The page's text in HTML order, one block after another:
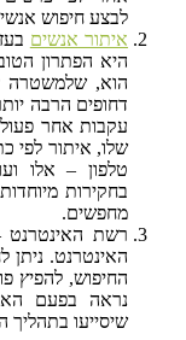
לבצע חיפוש
איתור אנשים
היא הפתרון
הוא, שלמשטרה
דחופים הרבה
עקבות אחר
שלו, איתור לפי
טלפון – אלו
בחקירות
מחפשים.
רשת
האינטרנט.
החיפוש, להפיץ
נראה בפעם
שיסייעו בתהליך